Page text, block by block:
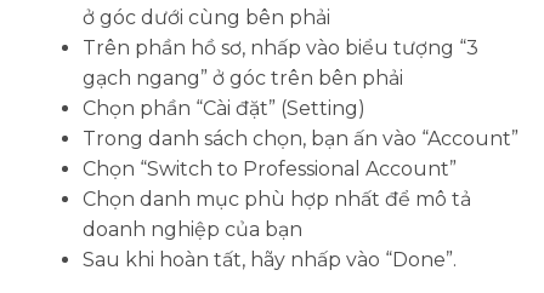
ở góc dưới cùng bên phải
Trên phần hồ sơ, nhấp vào biểu tượng “3
gạch ngang” ở góc trên bên phải
Chọn phần “Cài đặt” (Setting)
Trong danh sách chọn, bạn ấn vào “Account”
Chọn “Switch to Professional Account”
Chọn danh mục phù hợp nhất để mô tả
doanh nghiệp của bạn
Sau khi hoàn tất, hãy nhấp vào “Done”.